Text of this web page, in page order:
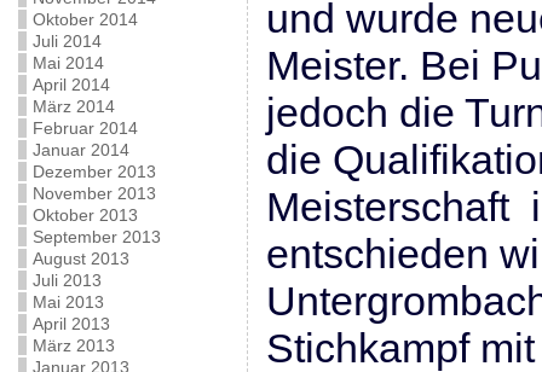
Oktober 2014
Juli 2014
Mai 2014
April 2014
März 2014
Februar 2014
Januar 2014
Dezember 2013
November 2013
Oktober 2013
September 2013
August 2013
Juli 2013
Mai 2013
April 2013
März 2013
Januar 2013
und wurde
Meister. Bei
jedoch die
die
Meisterschaft
entschieden
Stichkampf